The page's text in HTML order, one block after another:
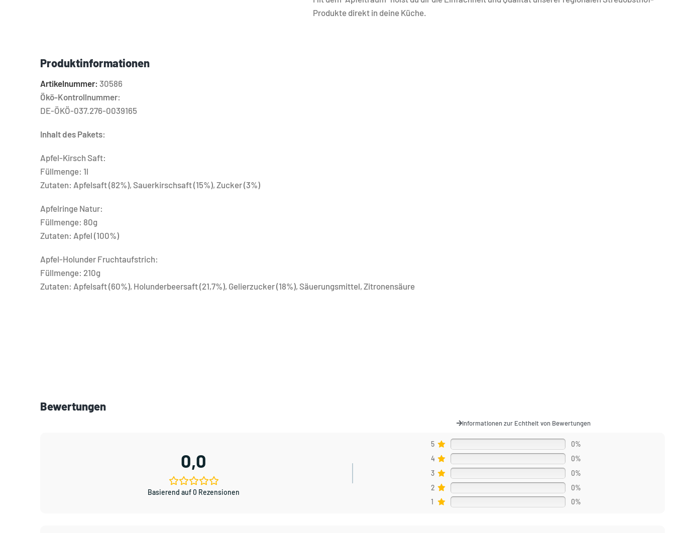
Produkte direkt in deine Küche.
Produktinformationen
Artikelnummer: 30586
Ökö-Kontrollnummer:
DE-ÖKÖ-037.276-0039165
Inhalt des Pakets:
Apfel-Kirsch Saft:
Füllmenge: 1l
Zutaten: Apfelsaft (82%), Sauerkirschsaft (15%), Zucker (3%)
Apfelringe Natur:
Füllmenge: 80g
Zutaten: Apfel (100%)
Apfel-Holunder Fruchtaufstrich:
Füllmenge: 210g
Zutaten: Apfelsaft (60%), Holunderbeersaft (21,7%), Gelierzucker (18%), Säuerungsmittel, Zitronensäure
Bewertungen
Informationen zur Echtheit von Bewertungen
0,0
Basierend auf 0 Rezensionen
5
0%
4
0%
3
0%
2
0%
1
0%